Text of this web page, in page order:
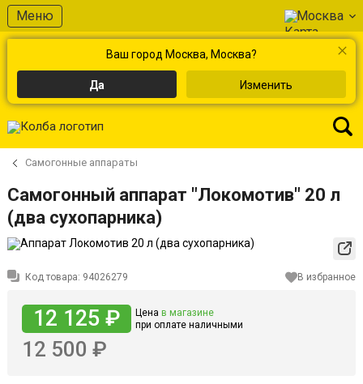
Меню Москва
Ваш город Москва, Москва?
Да Изменить
Самогонные аппараты
Самогонный аппарат "Локомотив" 20 л
(два сухопарника)
Код товара: 94026279 В избранное
12 125 ₽ Цена в магазине
при оплате наличными
12 500 ₽